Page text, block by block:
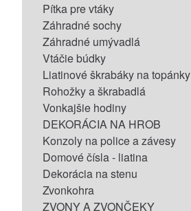
Pítka pre vtáky
Záhradné sochy
Záhradné umývadlá
Vtáčie búdky
Liatinové škrabáky na topánky
Rohožky a škrabadlá
Vonkajšie hodiny
DEKORÁCIA NA HROB
Konzoly na police a závesy
Domové čísla - liatina
Dekorácia na stenu
Zvonkohra
ZVONY A ZVONČEKY